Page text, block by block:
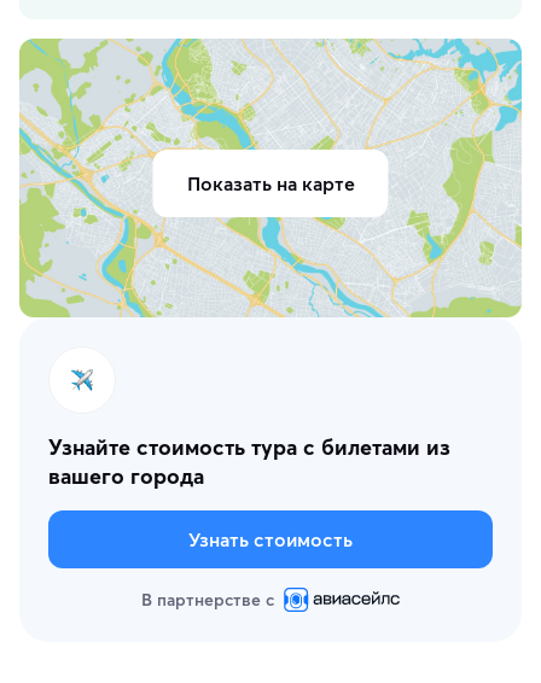
Показать на карте
Узнайте стоимость тура с билетами из
вашего города
Узнать стоимость
В партнерстве с